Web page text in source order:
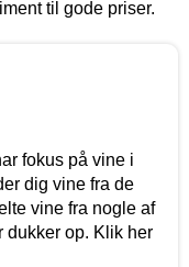
til gode priser.
fokus på vine i
dig vine fra de
vine fra nogle af
dukker op. Klik her